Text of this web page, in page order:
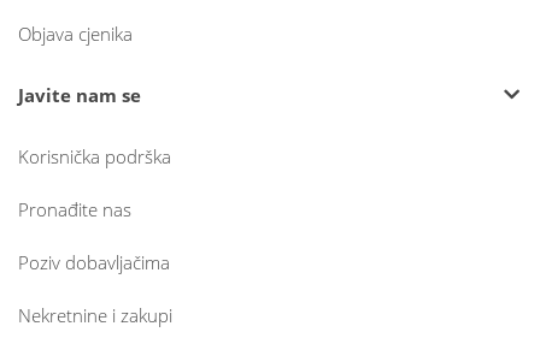
Objava cjenika
Javite nam se
Korisnička podrška
Pronađite nas
Poziv dobavljačima
Nekretnine i zakupi